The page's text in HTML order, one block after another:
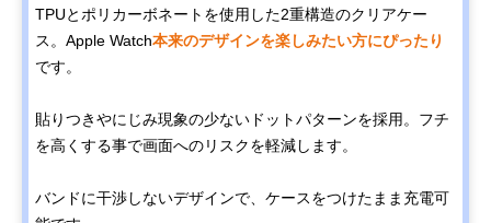
TPUとポリカーボネートを使用した2重構造のクリアケー
ス。Apple Watch本来のデザインを楽しみたい方にぴったり
です。
貼りつきやにじみ現象の少ないドットパターンを採用。フチ
を高くする事で画面へのリスクを軽減します。
バンドに干渉しないデザインで、ケースをつけたまま充電可